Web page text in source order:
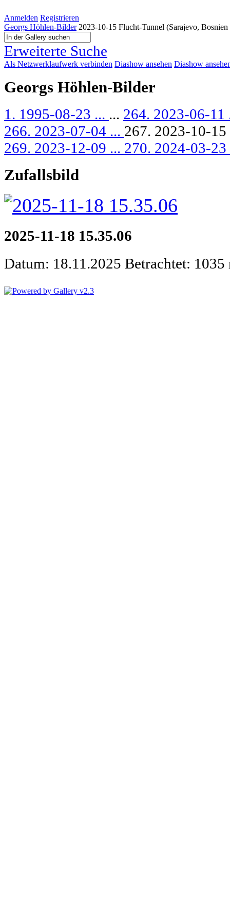
Anmelden Registrieren
Georgs Höhlen-Bilder 2023-10-15 Flucht-Tunnel (Sarajevo,
Erweiterte Suche
Als Netzwerklaufwerk verbinden Diashow ansehen Diashow
Georgs Höhlen-Bilder
1. 1995-08-23 ... ... 264. 2023-06-
266. 2023-07-04 ... 267. 2023-10-
269. 2023-12-09 ... 270. 2024-03-
Zufallsbild
2025-11-18 15.35.06
Datum: 18.11.2025 Betrachtet: 1035